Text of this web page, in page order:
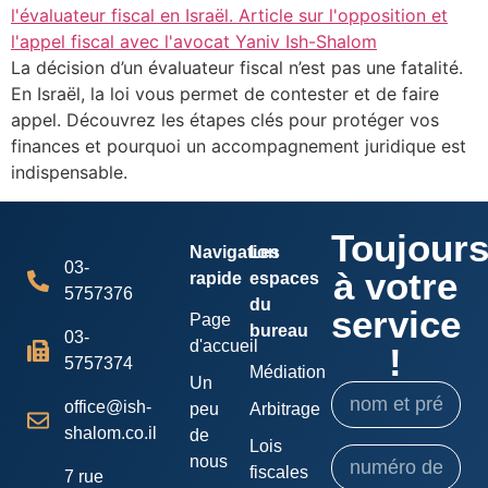
La décision d’un évaluateur fiscal n’est pas une fatalité.
En Israël, la loi vous permet de contester et de faire
appel. Découvrez les étapes clés pour protéger vos
finances et pourquoi un accompagnement juridique est
indispensable.
03-
5757376
03-
5757374
office@ish-
shalom.co.il
7 rue
Navigation
rapide
Page
d'accueil
Un
peu
de
nous
Les
espaces
du
bureau
Médiation
Arbitrage
Lois
fiscales
Toujours
à votre
service
!